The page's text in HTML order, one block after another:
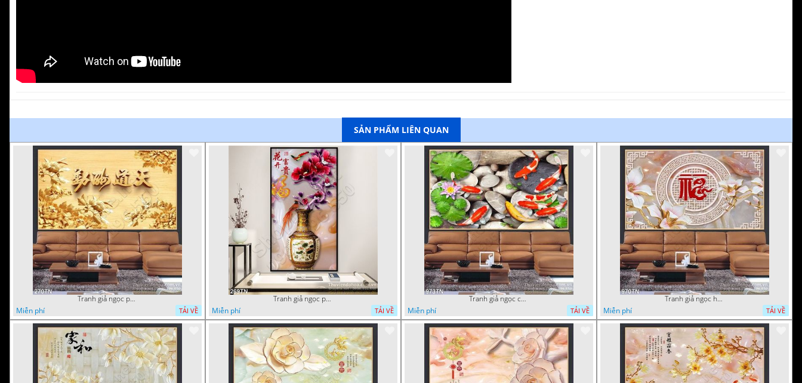
SẢN PHẨM LIÊN QUAN
Tranh giả ngọc phù điêu ấn tượng
Miễn phí
TẢI VỀ
Tranh giả ngọc phù điêu rồng đẹp
Miễn phí
TẢI VỀ
Tranh giả ngọc cá Koi
Miễn phí
TẢI VỀ
Tranh giả ngọc hoa cổ điển
Miễn phí
TẢI VỀ